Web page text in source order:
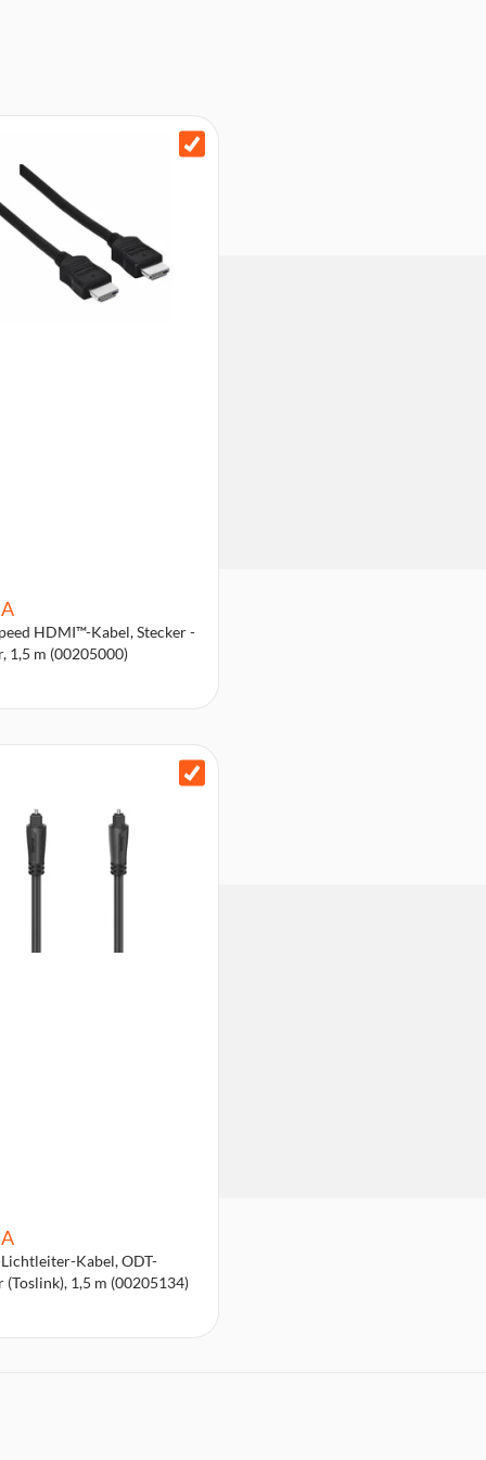
HDMI™-Kabel, Stecker -
1,5 m (00205000)
Kabel, ODT-
(Toslink), 1,5 m (00205134)